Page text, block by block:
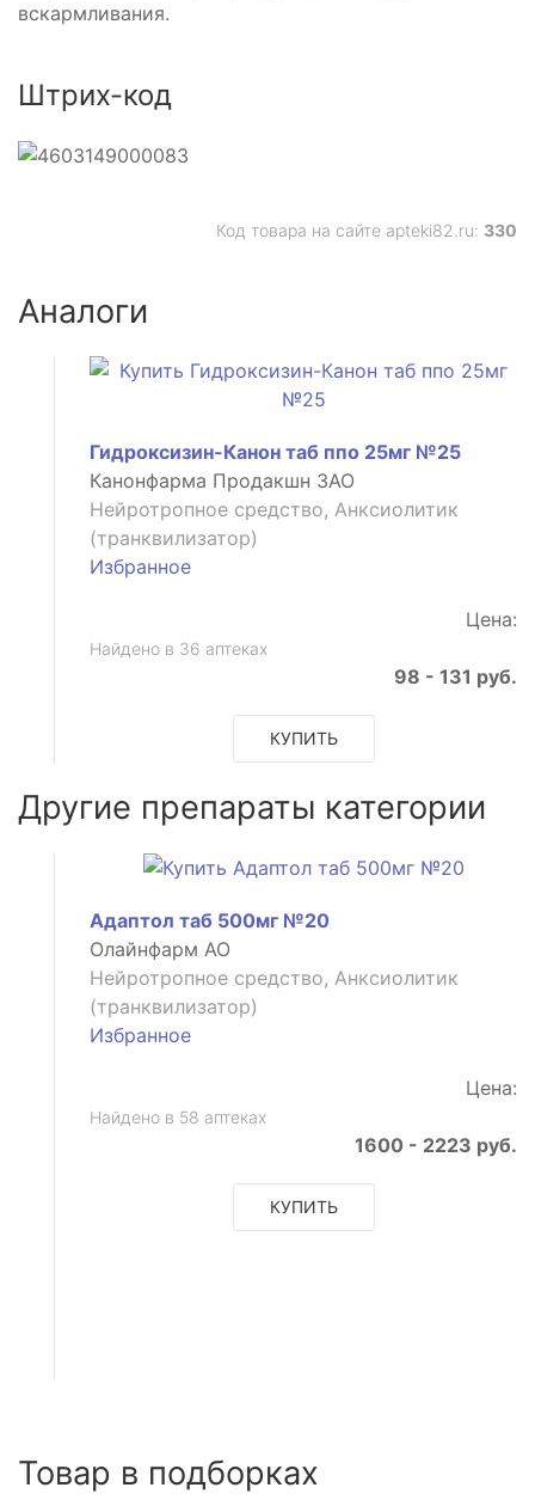
вскармливания.
Штрих-код
Код товара на сайте apteki82.ru: 330
Аналоги
Гидроксизин-Канон таб ппо 25мг №25
Канонфарма Продакшн ЗАО
Нейротропное средство, Анксиолитик
(транквилизатор)
Избранное
Цена:
Найдено в 36 аптеках
98 - 131 руб.
КУПИТЬ
Другие препараты категории
Адаптол таб 500мг №20
Олайнфарм АО
Нейротропное средство, Анксиолитик
(транквилизатор)
Избранное
Цена:
Найдено в 58 аптеках
1600 - 2223 руб.
КУПИТЬ
Товар в подборках